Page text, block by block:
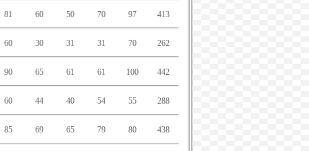
81 60 50 70 97 413
60 30 31 31 70 262
90 65 61 61 100 442
60 44 40 54 55 288
85 69 65 79 80 438